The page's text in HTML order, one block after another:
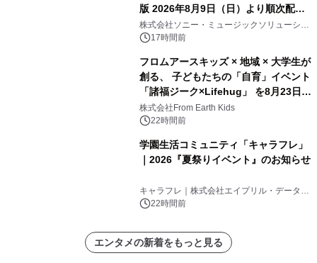
版 2026年8月9日（日）より順次配信
開始
株式会社ソニー・ミュージックソリューショ
ンズ17時間前
フロムアースキッズ × 地域 × 大学生が
創る、 子どもたちの「自育」イベント
「諸福ジーク×Lifehug」 を8月23日
(日)開催
株式会社From Earth Kids
22時間前
学園生活コミュニティ「キャラフレ」
｜2026『夏祭りイベント』のお知らせ
キャラフレ｜株式会社エイプリル・データ・
デザインズ
22時間前
エンタメの新着をもっと見る